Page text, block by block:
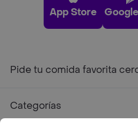
App Store
Pide tu comida favorita
Categorías